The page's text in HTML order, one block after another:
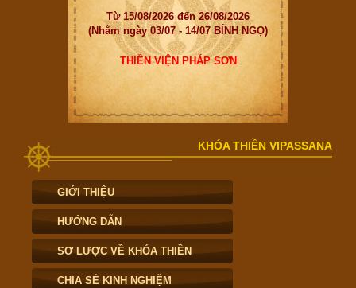
Từ 15/08/2026 đến 26/08/2026
(Nhằm ngày 03/07 - 14/07 BÍNH NGỌ)
THIỀN VIỆN PHÁP SƠN
KHÓA THIỀN VIPASSANA
GIỚI THIỆU
HƯỚNG DẪN
SƠ LƯỢC VỀ KHÓA THIỀN
CHIA SẺ KINH NGHIỆM